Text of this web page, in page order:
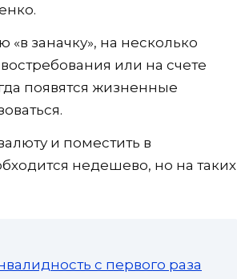
заначку», на несколько
или на счете
появятся жизненные
и поместить в
недешево, но на таких
с первого раза